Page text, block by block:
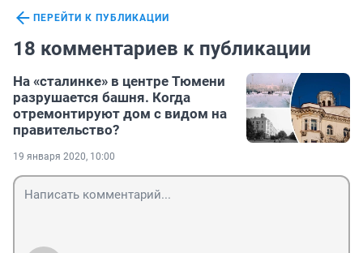
ПЕРЕЙТИ К ПУБЛИКАЦИИ
18 комментариев к публикации
На «сталинке» в центре Тюмени
разрушается башня. Когда
отремонтируют дом с видом на
правительство?
19 января 2020, 10:00